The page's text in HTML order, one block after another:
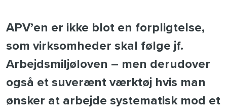
APV’en er ikke blot en forpligtelse,
som virksomheder skal følge jf.
Arbejdsmiljøloven – men derudover
også et suverænt værktøj hvis man
ønsker at arbejde systematisk mod et